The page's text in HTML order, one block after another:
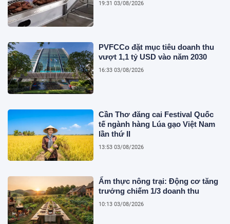
19:31 03/08/2026
PVFCCo đặt mục tiêu doanh thu
vượt 1,1 tỷ USD vào năm 2030
16:33 03/08/2026
Cần Thơ đăng cai Festival Quốc
tế ngành hàng Lúa gạo Việt Nam
lần thứ II
13:53 03/08/2026
Ẩm thực nông trại: Động cơ tăng
trưởng chiếm 1/3 doanh thu
10:13 03/08/2026